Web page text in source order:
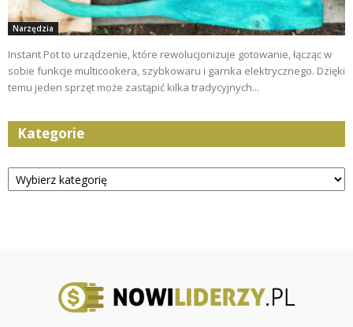
Narzędzia
Instant Pot to urządzenie, które rewolucjonizuje gotowanie, łącząc w
sobie funkcje multicookera, szybkowaru i garnka elektrycznego. Dzięki
temu jeden sprzęt może zastąpić kilka tradycyjnych...
Kategorie
Kategorie